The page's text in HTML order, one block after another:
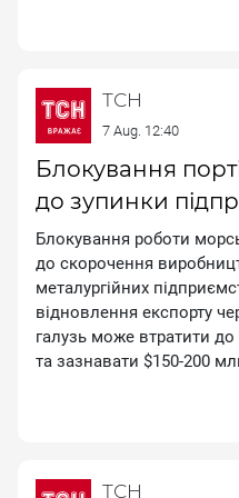
ТСН
7 Aug. 12:40
Блокування
до зупинки
Блокування роботи
до скорочення
металургійних
відновлення експорту
галузь може втратити
та зазнавати $150-200
ТСН